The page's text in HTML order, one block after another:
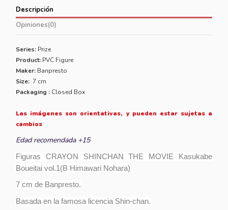
Descripción
Opiniones(0)
Series: Prize
Product: PVC Figure
Maker: Banpresto
Size: 7 cm
Packaging : Closed Box
Las imágenes son orientativas, y pueden estar sujetas a
cambios
Edad recomendada +15
Figuras CRAYON SHINCHAN THE MOVIE Kasukabe
Boueitai vol.1(B Himawari Nohara)
7 cm de Banpresto.
Basada en la famosa licencia Shin-chan.